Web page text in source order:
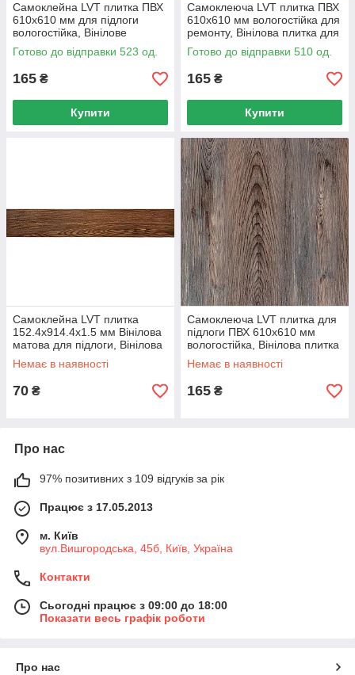
Самоклейна LVT плитка ПВХ
610х610 мм для підлоги
вологостійка, Вінілове
покриття для кухні
Готово до відправки 523 од.
165 ₴
Купити
Самоклеюча LVT плитка ПВХ
610х610 мм вологостійка для
ремонту, Вінілова плитка для
підлоги
Готово до відправки 510 од.
165 ₴
Купити
Самоклейна LVT плитка
152.4х914.4х1.5 мм Вінілова
матова для підлоги, Вінілова
плитка вологостійка
Немає в наявності
70 ₴
Самоклеюча LVT плитка для
підлоги ПВХ 610х610 мм
вологостійка, Вінілова плитка
для кухні й ванної
Немає в наявності
165 ₴
Про нас
97% позитивних з 109 відгуків за рік
Працює з 17.05.2013
м. Київ
вул.Вишгородська, 45б, Київ, Україна
Контакти
Сьогодні працює з 09:00 до 18:00
Показати весь графік роботи
Про нас